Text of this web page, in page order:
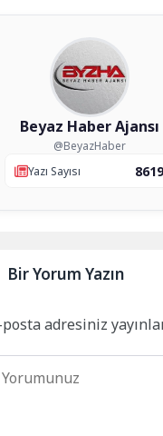
Beyaz Haber Ajansı
@BeyazHaber
Yazı Sayısı
8619
Bir Yorum Yazın
posta adresiniz